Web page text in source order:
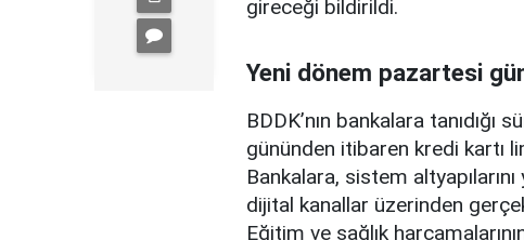
gireceği bildirildi.
Yeni dönem pazartesi
BDDK’nın bankalara
gününden itibaren kredi kartı
Bankalara, sistem
dijital kanallar üzerinden
Eğitim ve sağlık